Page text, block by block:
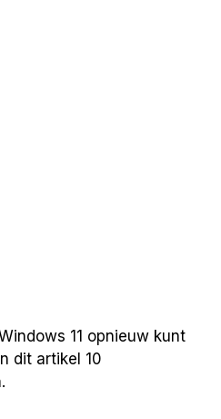
11 opnieuw kunt
dit artikel 10